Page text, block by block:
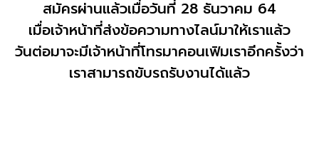
สมัครผ่านแล้วเมื่อวันที่ 28 ธันวาคม 64
เมื่อเจ้าหน้าที่ส่งข้อความทางไลน์มาให้เราแล้ว
วันต่อมาจะมีเจ้าหน้าที่โทรมาคอนเฟิมเราอีกครั้งว่า
เราสามารถขับรถรับงานได้แล้ว